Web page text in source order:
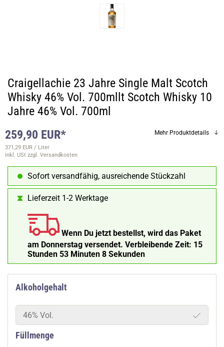
Craigellachie 23 Jahre Single Malt Scotch
Whisky 46% Vol. 700mllt Scotch Whisky 10
Jahre 46% Vol. 700ml
259,90 EUR*
371,29 EUR / Liter
inkl. USt zzgl. Versandkosten
Mehr Produktdetails
Sofort versandfähig, ausreichende Stückzahl
Lieferzeit 1-2 Werktage
Wenn Du jetzt bestellst, wird das Paket
am Donnerstag versendet. Verbleibende Zeit: 15
Stunden 53 Minuten 8 Sekunden
Alkoholgehalt
46% Vol.
Füllmenge